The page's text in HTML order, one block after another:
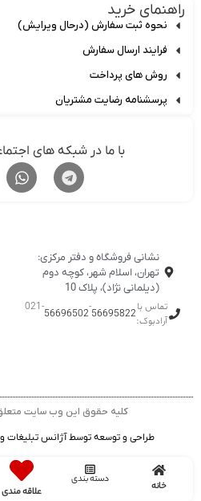
راهنمای خرید
نحوه ثبت سفارش (درحال ویرایش)
فرایند ارسال سفارش
روش های پرداخت
پرسشنامه رضایت مشتریان
با ما در شبکه های
نشانی فروشگاه و دفتر مرکزی:
تهران، اسلام شهر، کوچه دوم
(دیلمانی نژاد)، پلاک 10
تماس با
آرادبوک:
56695822
-
56696502
-021
کلیه حقوق این وب سایت متعلق به
طراحی و توسعه توسط آژانس تبلیغات و
دسته بندی
علاقه مندی